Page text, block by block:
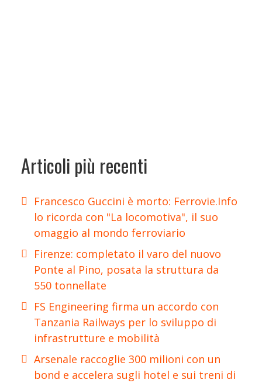
Articoli più recenti
Francesco Guccini è morto: Ferrovie.Info
lo ricorda con "La locomotiva", il suo
omaggio al mondo ferroviario
Firenze: completato il varo del nuovo
Ponte al Pino, posata la struttura da
550 tonnellate
FS Engineering firma un accordo con
Tanzania Railways per lo sviluppo di
infrastrutture e mobilità
Arsenale raccoglie 300 milioni con un
bond e accelera sugli hotel e sui treni di